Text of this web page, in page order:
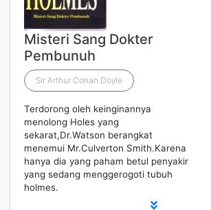
Misteri Sang Dokter
Pembunuh
Sir Arthur Conan Doyle
Terdorong oleh keinginannya
menolong Holes yang
sekarat,Dr.Watson berangkat
menemui Mr.Culverton Smith.Karena
hanya dia yang paham betul penyakir
yang sedang menggerogoti tubuh
holmes.